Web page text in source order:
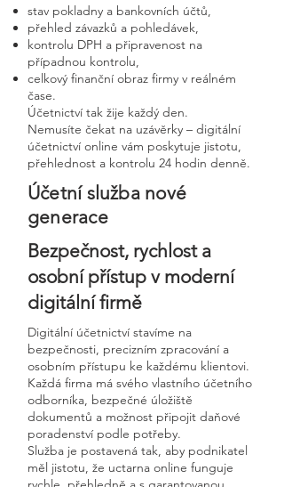
stav pokladny a bankovních účtů,
přehled závazků a pohledávek,
kontrolu DPH a připravenost na
případnou kontrolu,
celkový finanční obraz firmy v reálném
čase.
Účetnictví tak žije každý den.
Nemusíte čekat na uzávěrky – digitální
účetnictví online vám poskytuje jistotu,
přehlednost a kontrolu 24 hodin denně.
Účetní služba nové
generace
Bezpečnost, rychlost a
osobní přístup v moderní
digitální firmě
Digitální účetnictví stavíme na
bezpečnosti, precizním zpracování a
osobním přístupu ke každému klientovi.
Každá firma má svého vlastního účetního
odborníka, bezpečné úložiště
dokumentů a možnost připojit daňové
poradenství podle potřeby.
Služba je postavená tak, aby podnikatel
měl jistotu, že uctarna online funguje